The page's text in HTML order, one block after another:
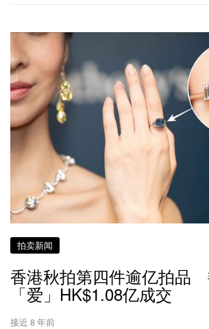
拍卖新闻
香港秋拍第四件逾亿拍品
「爱」HK$1.08亿成交
接近 8 年前